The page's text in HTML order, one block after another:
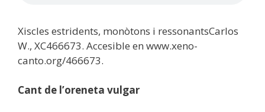
Xiscles estridents, monòtons i ressonantsCarlos
W., XC466673. Accesible en www.xeno-
canto.org/466673.
Cant de l’oreneta vulgar